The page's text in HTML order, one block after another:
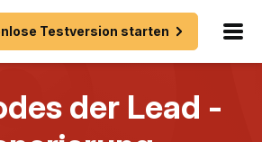
Testversion starten
der Lead -